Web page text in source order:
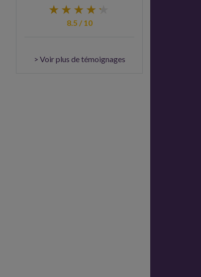
8.5 / 10
> Voir plus de témoignages